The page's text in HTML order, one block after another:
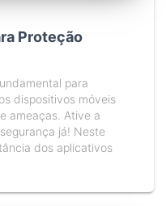
Proteção
para
dispositivos móveis
ameaças. Ative a
já! Neste
dos aplicativos